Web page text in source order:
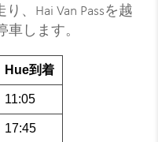
、Hai Van Passを越
車します。
Hue到着
11:05
17:45